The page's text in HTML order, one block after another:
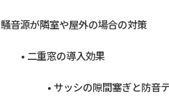
騒音源が隣室や屋外の場合の対策
二重窓の導入効果
サッシの隙間塞ぎと防音